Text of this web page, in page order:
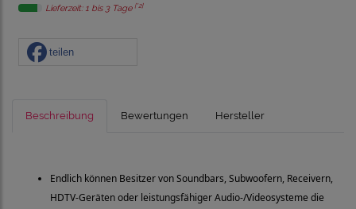
Lieferzeit: 1 bis 3 Tage [*2]
teilen
Beschreibung Bewertungen Hersteller
Endlich können Besitzer von Soundbars, Subwoofern, Receivern,
HDTV-Geräten oder leistungsfähiger Audio-/Videosysteme die